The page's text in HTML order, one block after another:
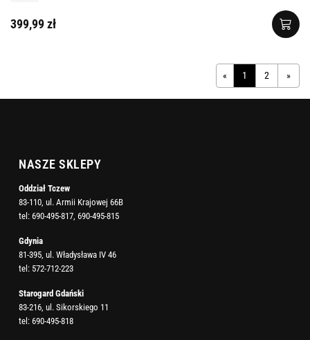
399,99 zł
« 1 2 »
NASZE SKLEPY
Oddział Tczew
83-110, ul. Armii Krajowej 66B
tel: 690-495-817, 690-495-815
Gdynia
81-395, ul. Władysława IV 46
tel: 572-712-223
Starogard Gdański
83-216, ul. Sikorskiego 11
tel: 690-495-818